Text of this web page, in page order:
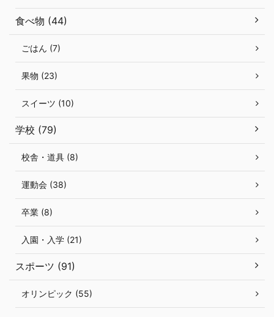
食べ物 (44)
ごはん (7)
果物 (23)
スイーツ (10)
学校 (79)
校舎・道具 (8)
運動会 (38)
卒業 (8)
入園・入学 (21)
スポーツ (91)
オリンピック (55)